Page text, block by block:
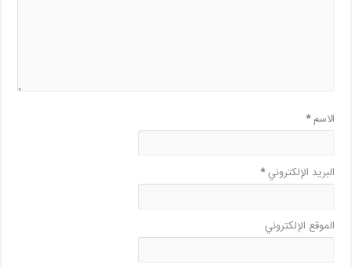
الاسم*
البريد الإلكتروني*
الموقع الإلكتروني